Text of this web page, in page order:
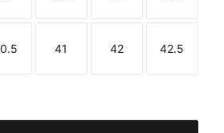
Größe Größe
41
Größe
42
Größe
42.5